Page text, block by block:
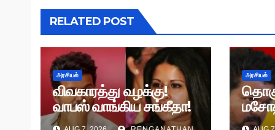
RELATED POST
அரசியல்
விவகாரத்து வழக்கு!
வாபஸ் வாங்கிய சங்கீதா!
வழக்கு முடித்து வைப்பு!
அரசியல்